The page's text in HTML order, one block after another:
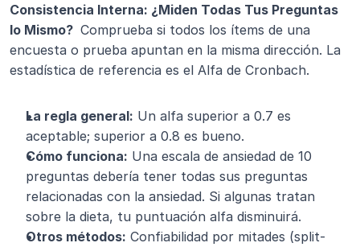
Consistencia Interna: ¿Miden Todas Tus Preguntas
lo Mismo? Comprueba si todos los ítems de una
encuesta o prueba apuntan en la misma dirección. La
estadística de referencia es el Alfa de Cronbach.
La regla general: Un alfa superior a 0.7 es
aceptable; superior a 0.8 es bueno.
Cómo funciona: Una escala de ansiedad de 10
preguntas debería tener todas sus preguntas
relacionadas con la ansiedad. Si algunas tratan
sobre la dieta, tu puntuación alfa disminuirá.
Otros métodos: Confiabilidad por mitades (split-